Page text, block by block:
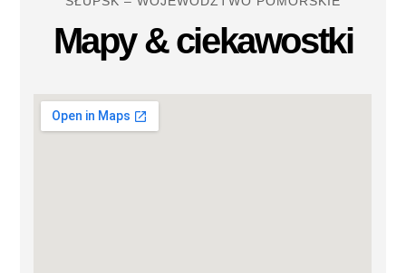
Mapy & ciekawostki